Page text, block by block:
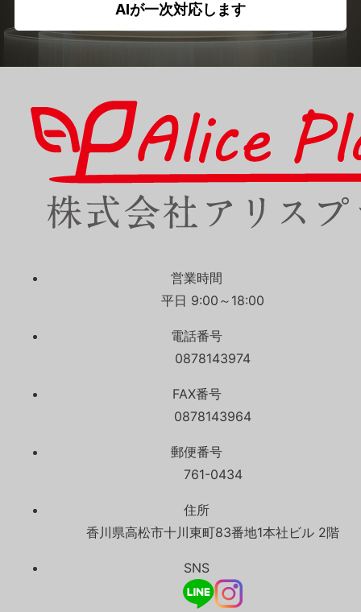
AIが一次対応します
営業時間
平日 9:00～18:00
電話番号
0878143974
FAX番号
0878143964
郵便番号
761-0434
住所
香川県高松市十川東町83番地1本社ビル 2階
SNS